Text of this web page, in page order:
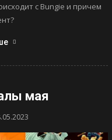
с Bungie и причем
мая